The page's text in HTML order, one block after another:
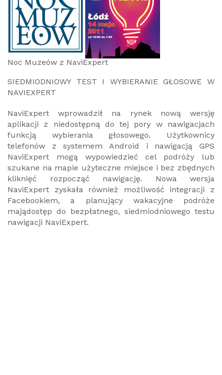
Noc Muzeów z NaviExpert
SIEDMIODNIOWY TEST I WYBIERANIE GŁOSOWE W
NAVIEXPERT
NaviExpert wprowadził na rynek nową wersję
aplikacji z niedostępną do tej pory w nawigacjach
funkcją wybierania głosowego. Użytkownicy
telefonów z systemem Android i nawigacją GPS
NaviExpert mogą wypowiedzieć cel podróży lub
szukane na mapie użyteczne miejsce i bez zbędnych
kliknięć rozpocząć nawigację. Nowa wersja
NaviExpert zyskała również możliwość integracji z
Facebookiem, a planujący wakacyjne podróże
majądostęp do bezpłatnego, siedmiodniowego testu
nawigacji NaviExpert.